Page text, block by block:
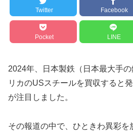
Twitter Facebook
Pocket LINE
2024年、日本製鉄（日本最大手
リカのUSスチールを買収すると
が注目しました。
その報道の中で、ひときわ異彩